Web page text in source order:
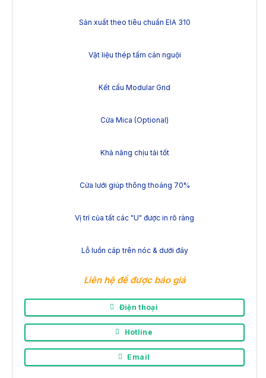
Sản xuất theo tiêu chuẩn EIA 310
Vật liệu thép tấm cán nguội
Kết cấu Modular Grid
Cửa Mica (Optional)
Khả năng chịu tải tốt
Cửa lưới giúp thông thoáng 70%
Vị trí của tất các "U" được in rõ ràng
Lỗ luồn cáp trên nóc & dưới đáy
Liên hệ để được báo giá
Điện thoại
Hotline
Email